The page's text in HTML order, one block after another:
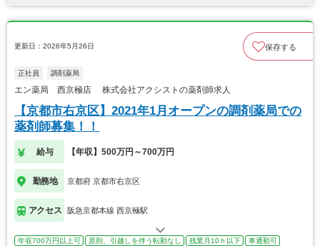
更新日：2026年5月26日 保存する
正社員 調剤薬局
エン薬局 西京極店 株式会社アクシストの薬剤師求人
【京都市右京区】2021年1月オープンの調剤薬局での
薬剤師募集！！
給与 【年収】500万円～700万円
勤務地 京都府 京都市右京区
アクセス 阪急京都本線 西京極駅
年収700万円以上可 原則、引越しを伴う転勤なし 残業月10ｈ以下
車通勤可